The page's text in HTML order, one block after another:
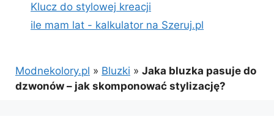
Klucz do stylowej kreacji
ile mam lat - kalkulator na Szeruj.pl
Modnekolory.pl » Bluzki » Jaka bluzka pasuje do
dzwonów – jak skomponować stylizację?